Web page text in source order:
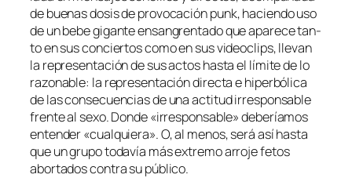
de bue­nas do­sis de pro­vo­ca­ciónpunk, ha­cien­do uso
de un be­be gi­gan­te en­san­gren­ta­do que apa­re­ce tan­
to en sus con­cier­tos co­mo en sus vi­deo­clips, lle­van
la re­pre­sen­ta­ción de sus ac­tos has­ta el lí­mi­te de lo
ra­zo­na­ble: la re­pre­sen­ta­ción di­rec­ta e hi­per­bó­li­ca
de las con­se­cuen­cias de una ac­ti­tud irres­pon­sa­ble
fren­te al se­xo. Donde «irres­pon­sa­ble» de­be­ría­mos
en­ten­der «cual­quie­ra». O, al me­nos, se­rá así has­ta
que un gru­po to­da­vía más ex­tre­mo arro­je fe­tos
abor­ta­dos con­tra su público.